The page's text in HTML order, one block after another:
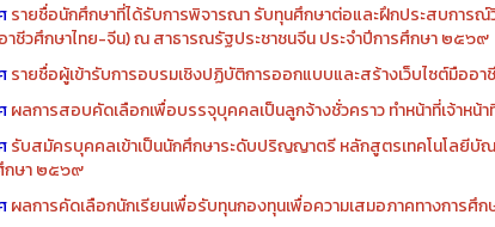
รายชื่อนักศึกษาที่ได้รับการพิจารณา รับทุนศึกษาต่อและฝึกประสบการณ์
ชีวศึกษาไทย-จีน) ณ สาธารณรัฐประชาชนจีน ประจำปีการศึกษา ๒๕๖๙
รายชื่อผู้เข้ารับการอบรมเชิงปฏิบัติการออกแบบและสร้างเว็บไซต์มืออา
ผลการสอบคัดเลือกเพื่อบรรจุบุคคลเป็นลูกจ้างชั่วคราว ทำหน้าที่เจ้าหน้า
รับสมัครบุคคลเข้าเป็นนักศึกษาระดับปริญญาตรี หลักสูตรเทคโนโลยีบั
กษา ๒๕๖๙
ผลการคัดเลือกนักเรียนเพื่อรับทุนกองทุนเพื่อความเสมอภาคทางการศึ